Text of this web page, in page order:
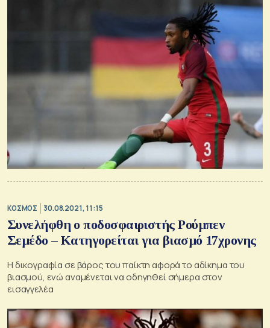
ΚΟΣΜΟΣ 30.08.2021, 11:15
Συνελήφθη ο ποδοσφαιριστής Ρούμπεν
Σεμέδο – Κατηγορείται για βιασμό 17χρονης
Η δικογραφία σε βάρος του παίκτη αφορά το αδίκημα του
βιασμού, ενώ αναμένεται να οδηγηθεί σήμερα στον
εισαγγελέα